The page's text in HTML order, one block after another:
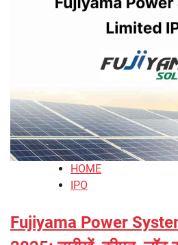
HOME
IPO
Fujiyama Power